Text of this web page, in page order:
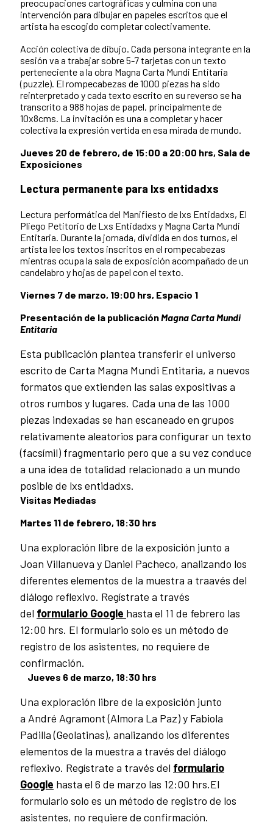
preocupaciones cartográficas y culmina con una
intervención para dibujar en papeles escritos que el
artista ha escogido completar colectivamente.
Acción colectiva de dibujo. Cada persona integrante en la
sesión va a trabajar sobre 5-7 tarjetas con un texto
perteneciente a la obra Magna Carta Mundi Entitaria
(puzzle). El rompecabezas de 1000 piezas ha sido
reinterpretado y cada texto escrito en su reverso se ha
transcrito a 988 hojas de papel, principalmente de
10x8cms. La invitación es una a completar y hacer
colectiva la expresión vertida en esa mirada de mundo.
Jueves 20 de febrero, de 15:00 a 20:00 hrs, Sala de
Exposiciones
Lectura permanente para lxs entidadxs
Lectura performática del Manifiesto de lxs Entidadxs, El
Pliego Petitorio de Lxs Entidadxs y Magna Carta Mundi
Entitaria. Durante la jornada, dividida en dos turnos, el
artista lee los textos inscritos en el rompecabezas
mientras ocupa la sala de exposición acompañado de un
candelabro y hojas de papel con el texto.
Viernes 7 de marzo, 19:00 hrs, Espacio 1
Presentación de la publicaciónMagna Carta Mundi
Entitaria
Esta publicación plantea transferir el universo
escrito de Carta Magna Mundi Entitaria, a nuevos
formatos que extienden las salas expositivas a
otros rumbos y lugares. Cada una de las 1000
piezas indexadas se han escaneado en grupos
relativamente aleatorios para configurar un texto
(facsímil) fragmentario pero que a su vez conduce
a una idea de totalidad relacionado a un mundo
posible de lxs entidadxs.
Visitas Mediadas
Martes 11 de febrero, 18:30 hrs
Una exploración libre de la exposición junto a
Joan Villanueva y Daniel Pacheco, analizando los
diferentes elementos de la muestra a traavés del
diálogo reflexivo. Regístrate a través
del formulario Google hasta el 11 de febrero las
12:00 hrs. El formulario solo es un método de
registro de los asistentes, no requiere de
confirmación.
Jueves 6 de marzo, 18:30 hrs
Una exploración libre de la exposición junto
a André Agramont (Almora La Paz) y Fabiola
Padilla (Geolatinas), analizando los diferentes
elementos de la muestra a través del diálogo
reflexivo. Regístrate a través del formulario
Google hasta el 6 de marzo las 12:00 hrs.El
formulario solo es un método de registro de los
asistentes, no requiere de confirmación.